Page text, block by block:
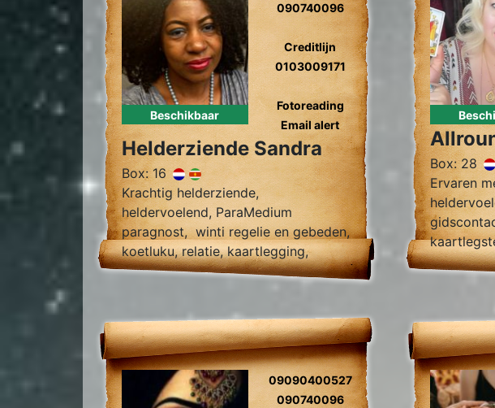
Beschikbaar
090740096
Creditlijn
0103009171
Fotoreading
Email alert
Helderziende Sandra
Box: 16
Krachtig helderziende,
heldervoelend, ParaMedium
paragnost, winti regelie en gebeden,
koetluku, relatie, kaartlegging,
fotoreading, zielsliefde,
gidscontact.
Box: 28
Ervaren
09090400527
090740096